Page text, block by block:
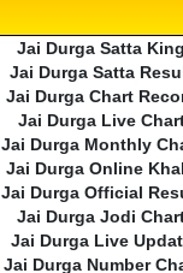
Jai Durga Satta King
Jai Durga Satta
Jai Durga Chart
Jai Durga Live
Jai Durga Monthly
Jai Durga Online
Jai Durga Official
Jai Durga Jodi
Jai Durga Live
Jai Durga Number